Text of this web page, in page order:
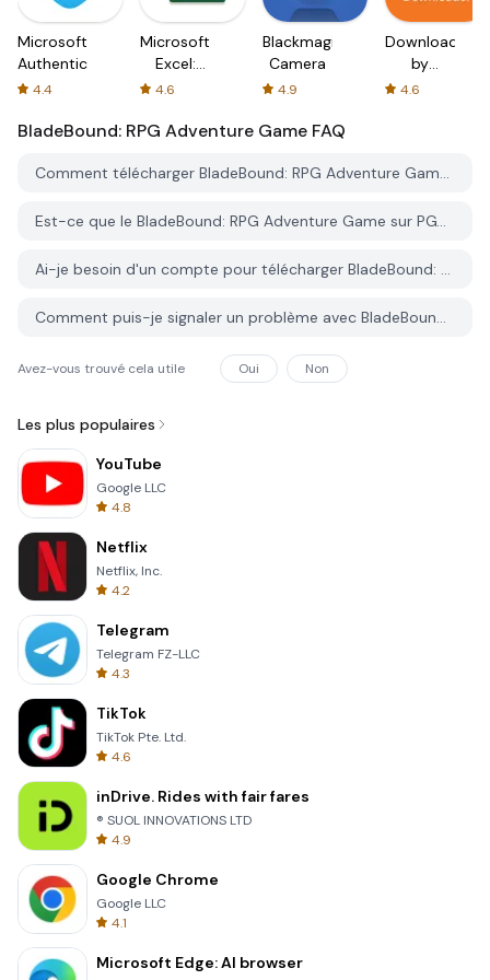
Microsoft
Authenticator
4.4
Microsoft
Excel:
Spreadsheets
4.6
Blackmagic
Camera
4.9
Downloader
by
AFTVnews
4.6
BladeBound: RPG Adventure Game FAQ
Comment télécharger BladeBound: RPG Adventure Game depuis PGYER APK HUB?
Est-ce que le BladeBound: RPG Adventure Game sur PGYER APK HUB est gratuit?
Ai-je besoin d'un compte pour télécharger BladeBound: RPG Adventure Game depuis PGYER APK HUB?
Comment puis-je signaler un problème avec BladeBound: RPG Adventure Game sur PGYER APK HUB?
Avez-vous trouvé cela utile Oui Non
Les plus populaires
YouTube
Google LLC
4.8
Netflix
Netflix, Inc.
4.2
Telegram
Telegram FZ-LLC
4.3
TikTok
TikTok Pte. Ltd.
4.6
inDrive. Rides with fair fares
® SUOL INNOVATIONS LTD
4.9
Google Chrome
Google LLC
4.1
Microsoft Edge: AI browser